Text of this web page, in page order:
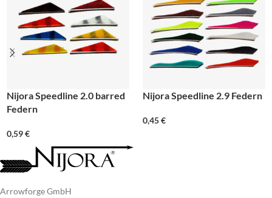
Nijora Speedline 2.0 barred
Federn
0,59€
Nijora Speedline 2.9 Federn
0,45€
Arrowforge GmbH